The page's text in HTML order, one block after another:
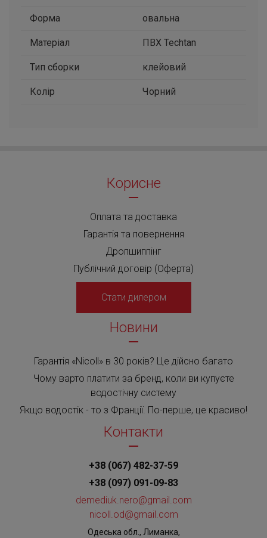
Форма овальна
Матеріал ПВХ Techtan
Тип сборки клейовий
Колір Чорний
Корисне
Оплата та доставка
Гарантія та повернення
Дропшиппінг
Публічний договір (Оферта)
Стати дилером
Новини
Гарантія «Nicoll» в 30 років? Це дійсно багато
Чому варто платити за бренд, коли ви купуєте
водостічну систему
Якщо водостік - то з Франції. По-перше, це красиво!
Контакти
+38 (067) 482-37-59
+38 (097) 091-09-83
demediuk.nero@gmail.com
nicoll.od@gmail.com
Одеська обл., Лиманка,